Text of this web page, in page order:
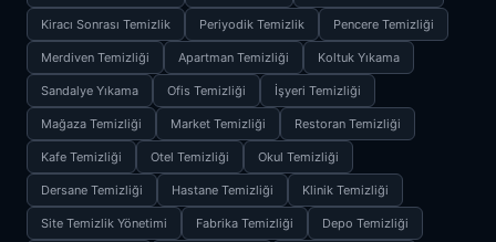
Kiracı Sonrası Temizlik Periyodik Temizlik Pencere Temizliği
Merdiven Temizliği Apartman Temizliği Koltuk Yıkama
Sandalye Yıkama Ofis Temizliği İşyeri Temizliği
Mağaza Temizliği Market Temizliği Restoran Temizliği
Kafe Temizliği Otel Temizliği Okul Temizliği
Dersane Temizliği Hastane Temizliği Klinik Temizliği
Site Temizlik Yönetimi Fabrika Temizliği Depo Temizliği